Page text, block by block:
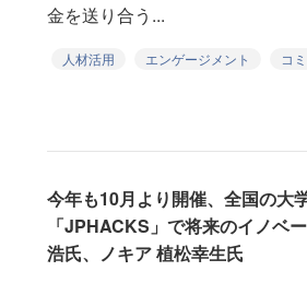
金を送り合う...
人材活用 エンゲージメント コ
今年も10月より開催、全国の大
「JPHACKS」で将来のイノ
浩氏、ノキア 植松幸生氏